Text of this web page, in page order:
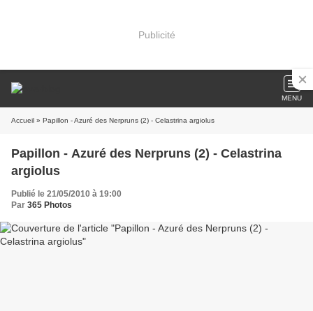
Publicité
MENU
Accueil » Papillon - Azuré des Nerpruns (2) - Celastrina argiolus
Papillon - Azuré des Nerpruns (2) - Celastrina
argiolus
Publié le 21/05/2010 à 19:00
Par 365 Photos